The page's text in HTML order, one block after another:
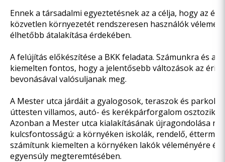
Ennek a társadalmi egyeztetésnek az a célja, hogy az
közvetlen környezetét rendszeresen használók
élhetőbb átalakítása érdekében.
A felújítás előkészítése a BKK feladata. Számunkra és a
kiemelten fontos, hogy a jelentősebb változások az
bevonásával valósuljanak meg.
A Mester utca járdáit a gyalogosok, teraszok és parkoló
úttesten villamos, autó- és kerékpárforgalom osztozik
Azonban a Mester utca kialakításának újragondolása
kulcsfontosságú: a környéken iskolák, rendelő,
számítunk kiemelten a környéken lakók véleményére
egyensúly megteremtésében.